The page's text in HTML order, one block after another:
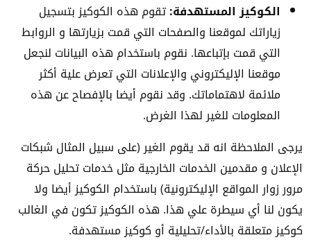
الكوكيز المستهدفة:تقوم هذه الكوكيز بتسجيل
زياراتك لموقعنا والصفحات التي قمت بزيارتها و الروابط
التي قمت بإتباعها. نقوم باستخدام هذه البيانات لنجعل
موقعنا الإليكتروني والإعلانات التي تعرض علية أكثر
ملائمة لاهتماماتك. وقد نقوم أيضا بالإفصاح عن هذه
المعلومات للغير لهذا الغرض.
يرجى الملاحظة انه قد يقوم الغير (على سبيل المثال شبكات
الإعلان و مقدمين الخدمات الخارجية مثل خدمات تحليل حركة
مرور زوار المواقع الإليكترونية) باستخدام الكوكيز أيضا ولا
يكون لنا أي سيطرة علي هذا. هذه الكوكيز تكون في الغالب
كوكيز متعلقة بالأداء/تحليلية أو كوكيز مستهدفة.